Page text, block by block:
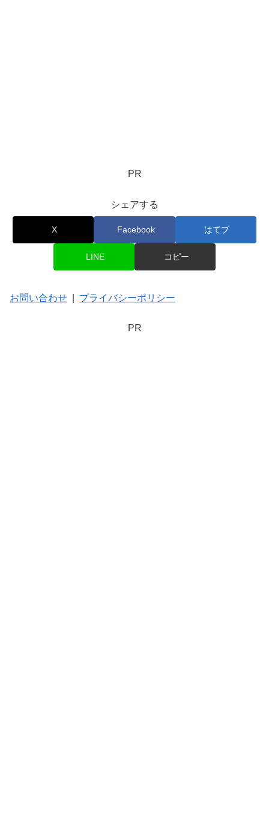
PR
シェアする
X Facebook はてブ
LINE コピー
お問い合わせ プライバシーポリシー
PR